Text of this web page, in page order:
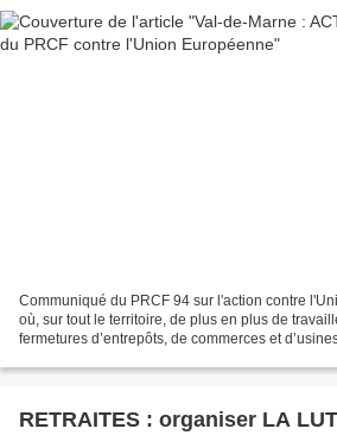
Communiqué du PRCF 94 sur l'action contre
où, sur tout le territoire, de plus en plus de
fermetures d’entrepôts, de commerces et
RETRAITES : organiser LA